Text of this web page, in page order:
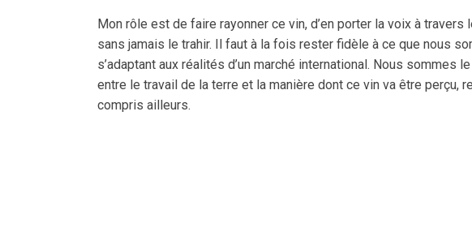
Mon rôle est de faire rayonner ce vin, d’en porter la voix à travers
sans jamais le trahir. Il faut à la fois rester fidèle à ce que nous
s’adaptant aux réalités d’un marché international. Nous sommes le
entre le travail de la terre et la manière dont ce vin va être perçu,
compris ailleurs.